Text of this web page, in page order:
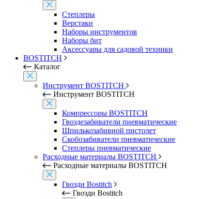
Степлеры
Верстаки
Наборы инструментов
Наборы бит
Аксессуары для садовой техники
BOSTITCH
Каталог
Инструмент BOSTITCH
Инструмент BOSTITCH
Компрессоры BOSTITCH
Гвоздезабиватели пневматические
Шпилькозабивной пистолет
Скобозабиватели пневматические
Степлеры пневматические
Расходные материалы BOSTITCH
Расходные материалы BOSTITCH
Гвозди Bostitch
Гвозди Bostitch